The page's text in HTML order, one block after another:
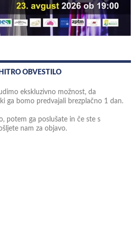
OBVESTILO
ekskluzivno možnost, da
ga bomo predvajali brezplačno 1 dan.
potem ga poslušate in če ste s
nam za objavo.